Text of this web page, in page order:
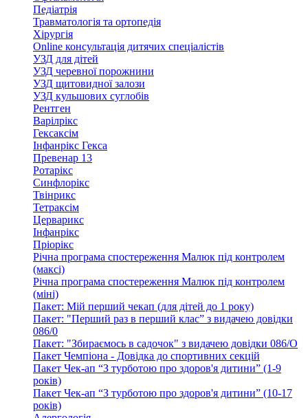
Педіатрія
Травматологія та ортопедія
Хірургія
Online консультація дитячих спеціалістів
УЗД для дітей
УЗД черевної порожнини
УЗД щитовидної залози
УЗД кульшових суглобів
Рентген
Варілрікс
Гексаксім
Інфанрікс Гекса
Превенар 13
Ротарікс
Синфлорікс
Твінрикс
Тетраксім
Церварикс
Інфанрікс
Пріорікс
Річна програма спостереження Малюк під контролем
(максі)
Річна програма спостереження Малюк під контролем
(міні)
Пакет: Мій перший чекап (для дітей до 1 року)
Пакет: "Перший раз в перший клас” з видачею довідки
086/0
Пакет: "Збираємось в садочок" з видачею довідки 086/О
Пакет Чемпіона - Довідка до спортивних секцій
Пакет Чек-ап “З турботою про здоров'я дитини” (1-9
років)
Пакет Чек-ап “З турботою про здоров'я дитини” (10-17
років)